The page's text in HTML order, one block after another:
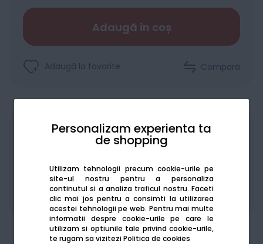
Personalizam experienta ta
de shopping
Utilizam tehnologii precum cookie-urile pe
site-ul nostru pentru a personaliza
continutul si a analiza traficul nostru. Faceti
clic mai jos pentru a consimti la utilizarea
acestei tehnologii pe web. Pentru mai multe
informatii despre cookie-urile pe care le
utilizam si optiunile tale privind cookie-urile,
te rugam sa viziteziPolitica de cookies
Adaugă în coș
Adaugă la favorite Compară
Achiziționat în rate
De la: 127.52Lei / lună Vezi detalii